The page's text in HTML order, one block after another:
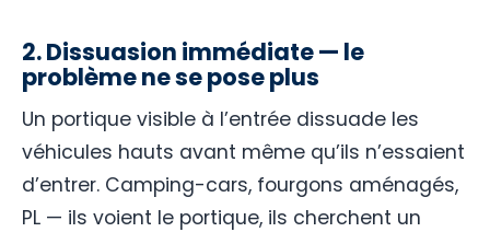
2. Dissuasion immédiate — le
problème ne se pose plus
Un portique visible à l’entrée dissuade les
véhicules hauts avant même qu’ils n’essaient
d’entrer. Camping-cars, fourgons aménagés,
PL — ils voient le portique, ils cherchent un